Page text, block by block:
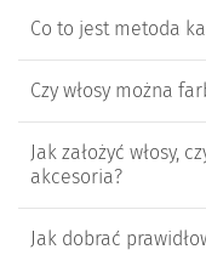
Co to jest metoda
Czy włosy można
Jak założyć włosy,
akcesoria?
Jak dobrać